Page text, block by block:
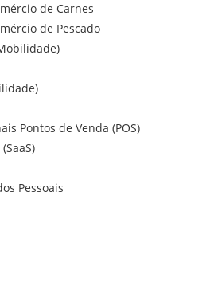
de Carnes
de Pescado
Pontos de Venda (POS)
Pessoais